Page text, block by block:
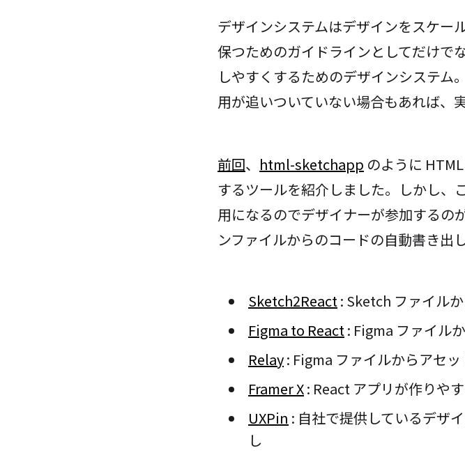
デザインシステムはデザインをスケー
保つためのガイドラインとしてだけで
しやすくするためのデザインシステム
用が追いついていない場合もあれば、
前回、 html-sketchapp のように
するツールを紹介しました。しかし、
用になるのでデザイナーが参加するの
ンファイルからのコードの自動書き出
Sketch2React : Sketch ファイル
Figma to React : Figma ファイル
Relay: Figma ファイルからアセ
Framer X: React アプリが作りや
UXPin : 自社で提供しているデザ
し